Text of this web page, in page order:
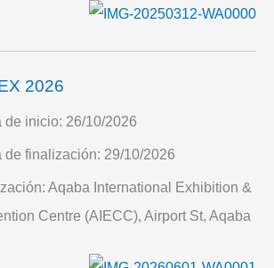
2026
de inicio: 26/10/2026
de finalización: 29/10/2026
Aqaba International Exhibition &
Centre (AIECC), Airport St, Aqaba